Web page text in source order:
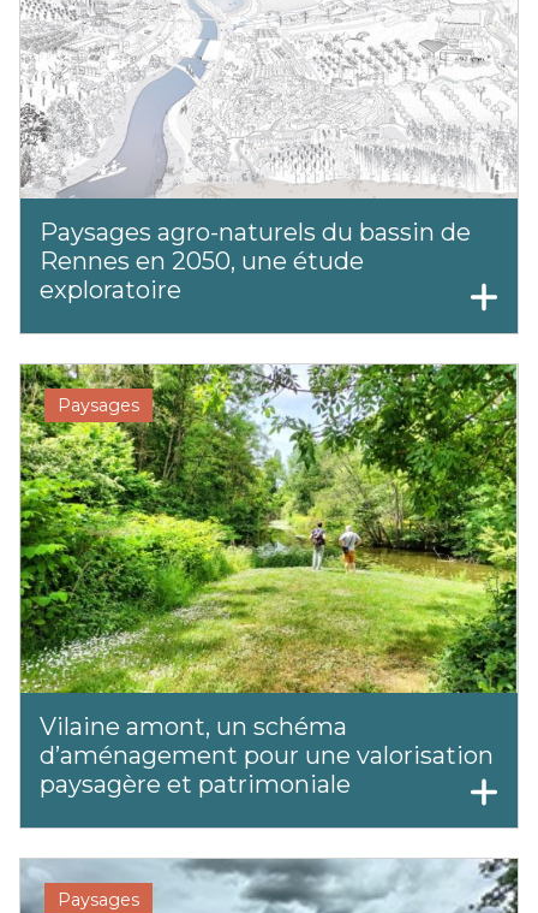
Paysages agro-naturels du bassin de
Rennes en 2050, une étude
exploratoire
Paysages
Vilaine amont, un schéma
d’aménagement pour une valorisation
paysagère et patrimoniale
Paysages